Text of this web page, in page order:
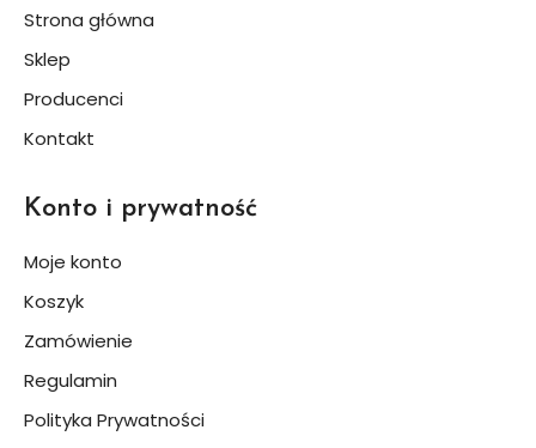
Strona główna
Sklep
Producenci
Kontakt
Konto i prywatność
Moje konto
Koszyk
Zamówienie
Regulamin
Polityka Prywatności